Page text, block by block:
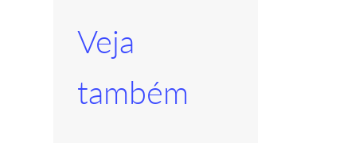
Veja
também